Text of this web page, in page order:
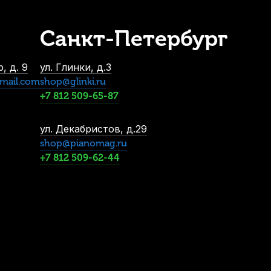
д. 9
Санкт-Петербург
ул. Глинки, д.3
shop@glinki.ru
+7 812 509-65-87
ул. Декабристов, д.29
shop@pianomag.ru
+7 812 509-62-44